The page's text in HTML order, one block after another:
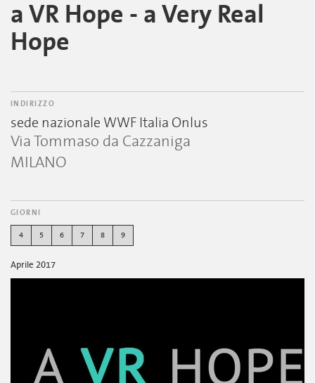
a VR Hope - a Very Real
Hope
INDIRIZZO
sede nazionale WWF Italia Onlus
Via Tommaso da Cazzaniga
MILANO
GIORNI
4 5 6 7 8 9
Aprile 2017